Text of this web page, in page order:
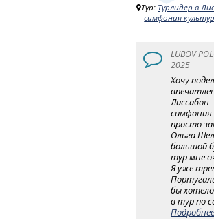
Тур: Турлидер в
симфония
LUBOV
2025
Хочу
Лиссабон
симфония
просто
Ольга
большой
тур мне
Я уже
бы
в тур по
Подробнее